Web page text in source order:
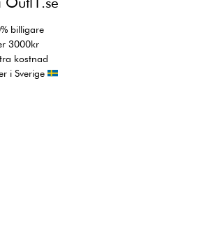
billigare
3000kr
kostnad
i Sverige